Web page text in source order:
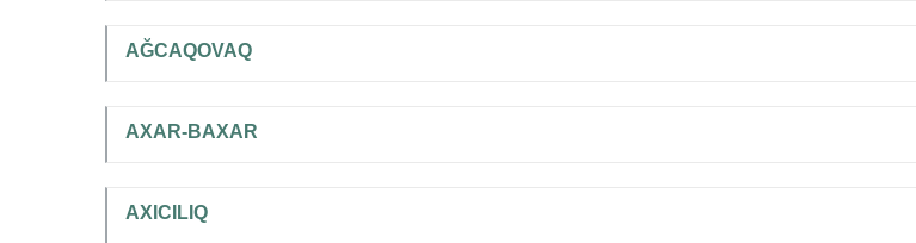
AĞCAQOVAQ
AXAR-BAXAR
AXICILIQ